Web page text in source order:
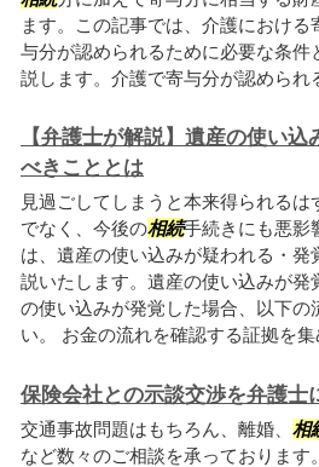
ます。この記事では、介護におけ
与分が認められるために必要な条件
説します。介護で寄与分が認められ
【弁護士が解説】遺産の使い
べきこととは
見過ごしてしまうと本来得られるは
でなく、今後の相続手続きにも悪影
は、遺産の使い込みが疑われる・発
説いたします。遺産の使い込みが発
の使い込みが発覚した場合、以下の
い。 お金の流れを確認する証拠を
保険会社との示談交渉を弁護士
交通事故問題はもちろん、離婚、 相
など数々のご相談を承っております